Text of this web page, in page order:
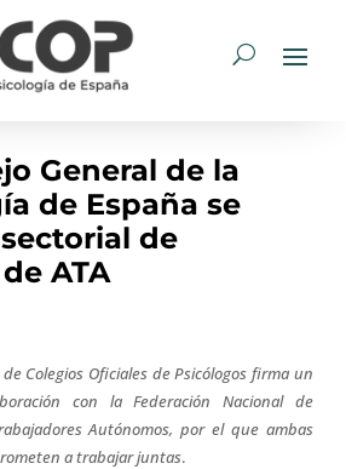
General de la
de España se
de
ATA
Colegios Oficiales de Psicólogos firma un
con la Federación Nacional de
Autónomos, por el que ambas
a trabajar juntas.